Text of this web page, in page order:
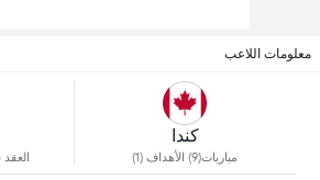
معلومات اللاعب
كندا
مباريات(9) الأهداف (1) العقد